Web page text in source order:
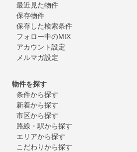
最近見た物件
保存物件
保存した検索条件
フォロー中のMIX
アカウント設定
メルマガ設定
物件を探す
条件から探す
新着から探す
市区から探す
路線・駅から探す
エリアから探す
こだわりから探す